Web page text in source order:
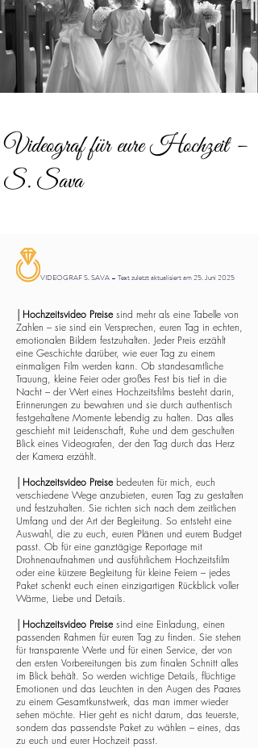
Videograf für eure Hochzeit –
S. Sava
VIDEOGRAF S. SAVA – Text zuletzt aktualisiert am 25. Juni 2025
Hochzeitsvideo Preisesind mehr als eine Tabelle von
Zahlen – sie sind ein Versprechen, euren Tag in echten,
emotionalen Bildern festzuhalten. Jeder Preis erzählt
eine Geschichte darüber, wie euer Tag zu einem
einmaligen Film werden kann. Ob standesamtliche
Trauung, kleine Feier oder großes Fest bis tief in die
Nacht – der Wert eines Hochzeitsfilms besteht darin,
Erinnerungen zu bewahren und sie durch authentisch
festgehaltene Momente lebendig zu halten. Das alles
geschieht mit Leidenschaft, Ruhe und dem geschulten
Blick eines Videografen, der den Tag durch das Herz
der Kamera erzählt.
Hochzeitsvideo Preisebedeuten für mich, euch
verschiedene Wege anzubieten, euren Tag zu gestalten
und festzuhalten. Sie richten sich nach dem zeitlichen
Umfang und der Art der Begleitung. So entsteht eine
Auswahl, die zu euch, euren Plänen und eurem Budget
passt. Ob für eine ganztägige Reportage mit
Drohnenaufnahmen und ausführlichem Hochzeitsfilm
oder eine kürzere Begleitung für kleine Feiern – jedes
Paket schenkt euch einen einzigartigen Rückblick voller
Wärme, Liebe und Details.
Hochzeitsvideo Preisesind eine Einladung, einen
passenden Rahmen für euren Tag zu finden. Sie stehen
für transparente Werte und für einen Service, der von
den ersten Vorbereitungen bis zum finalen Schnitt alles
im Blick behält. So werden wichtige Details, flüchtige
Emotionen und das Leuchten in den Augen des Paares
zu einem Gesamtkunstwerk, das man immer wieder
sehen möchte. Hier geht es nicht darum, das teuerste,
sondern das passendste Paket zu wählen – eines, das
zu euch und eurer Hochzeit passt.